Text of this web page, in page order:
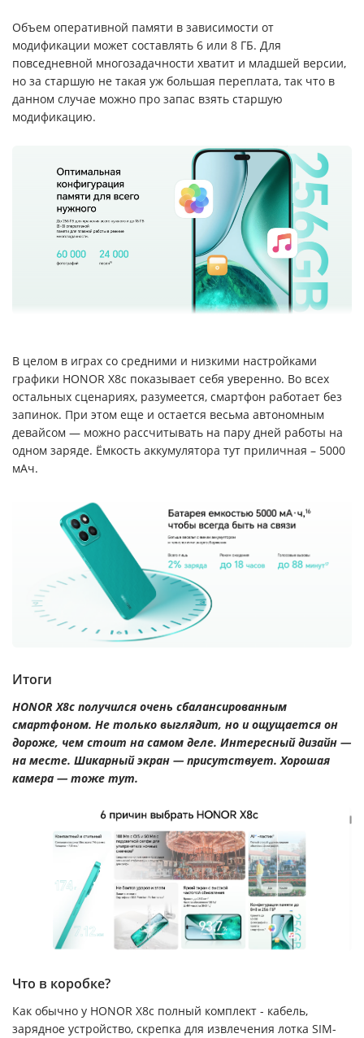
Объем оперативной памяти в зависимости от
модификации может составлять 6 или 8 ГБ. Для
повседневной многозадачности хватит и младшей версии,
но за старшую не такая уж большая переплата, так что в
данном случае можно про запас взять старшую
модификацию.
В целом в играх со средними и низкими настройками
графики HONOR X8c показывает себя уверенно. Во всех
остальных сценариях, разумеется, смартфон работает без
запинок. При этом еще и остается весьма автономным
девайсом — можно рассчитывать на пару дней работы на
одном заряде. Ёмкость аккумулятора тут приличная – 5000
мАч.
Итоги
HONOR X8c получился очень сбалансированным
смартфоном. Не только выглядит, но и ощущается он
дороже, чем стоит на самом деле. Интересный дизайн —
на месте. Шикарный экран — присутствует. Хорошая
камера — тоже тут.
Что в коробке?
Как обычно у HONOR X8c полный комплект - кабель,
зарядное устройство, скрепка для извлечения лотка SIM-